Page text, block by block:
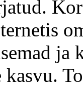
ja
kasvu.